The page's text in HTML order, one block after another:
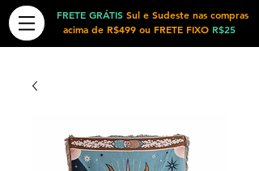
FRETE GRÁTISSul e Sudeste nas compras
acima de R$499 ou FRETE FIXO R$25